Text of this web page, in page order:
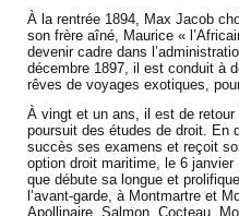
À la rentrée 1894, Max Jacob
son frère aîné, Maurice «
devenir cadre dans
décembre 1897, il est conduit à
rêves de voyages exotiques,
À vingt et un ans, il est de
poursuit des études de droit. En
succès ses examens et reçoit
option droit maritime, le 6 janvier
que débute sa longue et
l’avant-garde, à Montmartre et
Apollinaire, Salmon, Cocteau,